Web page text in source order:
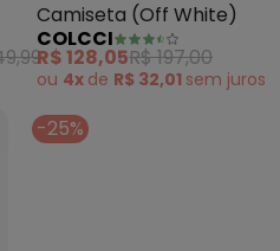
Camiseta (Off White)
COLCCI
R$ 128,05R$ 197,00
ou 4x de R$ 32,01 sem juros
-25%